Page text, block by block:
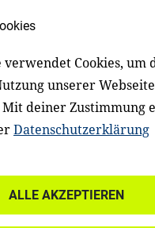
an
und andere
Dafür arbeiten
Verbänden,
zusammen.
verwendet Cookies, um
unserer
deiner Zustimmung
Datenschutzerklärung
ALLE AKZEPTIEREN